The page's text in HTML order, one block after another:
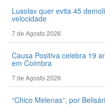
Lusolav quer evita 45
velocidade
7 de Agosto 2026
Causa Positiva celebra 19
em Coimbra
7 de Agosto 2026
“Chico Melenas”, por